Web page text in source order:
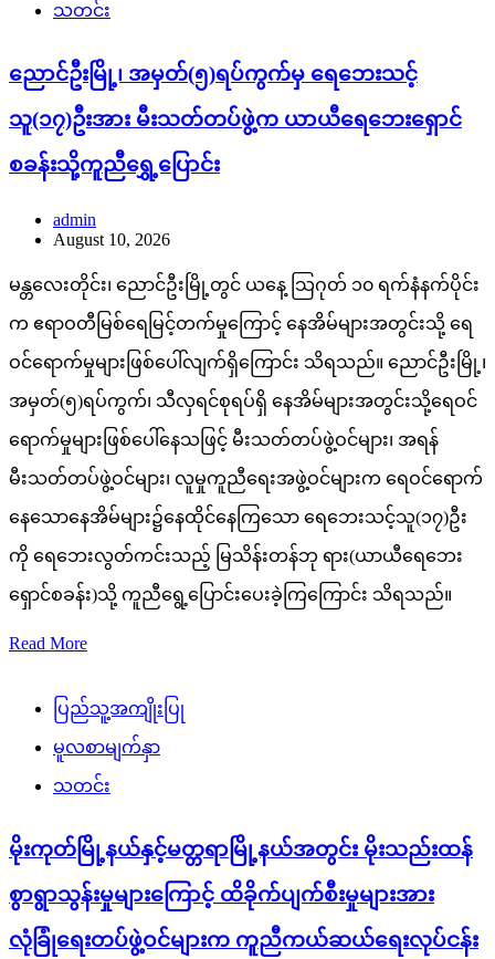
သတင်း
ညောင်ဦးမြို့၊ အမှတ်(၅)ရပ်ကွက်မှ ရေဘေးသင့်
သူ(၁၇)ဦးအား မီးသတ်တပ်ဖွဲ့က ယာယီရေဘေးရှောင်
စခန်းသို့ကူညီရွှေ့ပြောင်း
admin
August 10, 2026
မန္တလေးတိုင်း၊ ညောင်ဦးမြို့တွင် ယနေ့ သြဂုတ် ၁၀ ရက်နံနက်ပိုင်း
က ဧရာဝတီမြစ်ရေမြင့်တက်မှုကြောင့် နေအိမ်များအတွင်းသို့ ရေ
ဝင်ရောက်မှုများဖြစ်ပေါ်လျက်ရှိကြောင်း သိရသည်။ ညောင်ဦးမြို့၊
အမှတ်(၅)ရပ်ကွက်၊ သီလှရင်စုရပ်ရှိ နေအိမ်များအတွင်းသို့ရေဝင်
ရောက်မှုများဖြစ်ပေါ်နေသဖြင့် မီးသတ်တပ်ဖွဲ့ဝင်များ၊ အရန်
မီးသတ်တပ်ဖွဲ့ဝင်များ၊ လူမှုကူညီရေးအဖွဲ့ဝင်များက ရေဝင်ရောက်
နေသောနေအိမ်များ၌နေထိုင်နေကြသော ရေဘေးသင့်သူ(၁၇)ဦး
ကို ရေဘေးလွတ်ကင်းသည့် မြသိန်းတန်ဘု ရား(ယာယီရေဘေး
ရှောင်စခန်း)သို့ ကူညီရွေ့ပြောင်းပေးခဲ့ကြကြောင်း သိရသည်။
Read More
ပြည်သူ့အကျိုးပြု
မူလစာမျက်နှာ
သတင်း
မိုးကုတ်မြို့နယ်နှင့်မတ္တရာမြို့နယ်အတွင်း မိုးသည်းထန်
စွာရွာသွန်းမှုများကြောင့် ထိခိုက်ပျက်စီးမှုများအား
လုံခြုံရေးတပ်ဖွဲ့ဝင်များက ကူညီကယ်ဆယ်ရေးလုပ်ငန်း